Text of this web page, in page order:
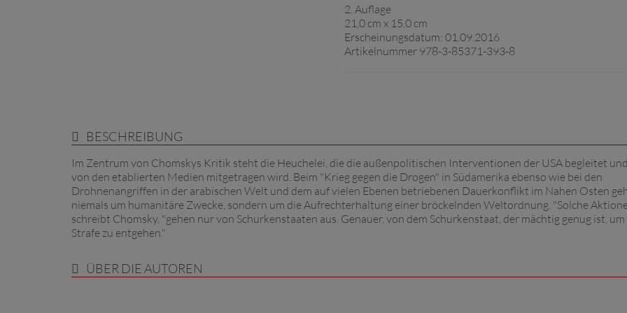
2. Auflage
21,0 cm x 15,0 cm
Erscheinungsdatum: 01.09.2016
Artikelnummer 978-3-85371-393-8
BESCHREIBUNG
Im Zentrum von Chomskys Kritik steht die Heuchelei, die die außenpolitischen Interventionen der USA begleitet
von den etablierten Medien mitgetragen wird. Beim "Krieg gegen die Drogen" in Südamerika ebenso wie bei den
Drohnenangriffen in der arabischen Welt und dem auf vielen Ebenen betriebenen Dauerkonflikt im Nahen Osten
niemals um humanitäre Zwecke, sondern um die Aufrechterhaltung einer bröckelnden Weltordnung. "Solche
schreibt Chomsky, "gehen nur von Schurkenstaaten aus. Genauer, von dem Schurkenstaat, der mächtig genug ist,
Strafe zu entgehen."
ÜBER DIE AUTOREN